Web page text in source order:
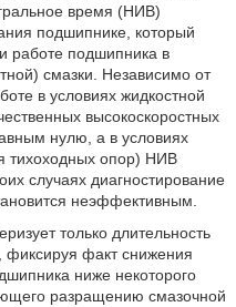
время (НИВ)
подшипнике, который
работе подшипника в
смазки. Независимо от
в условиях жидкостной
высокоскоростных
нулю, а в условиях
тихоходных опор) НИВ
случаях диагностирование
неэффективным.
только длительность
фиксируя факт снижения
ниже некоторого
разращению смазочной